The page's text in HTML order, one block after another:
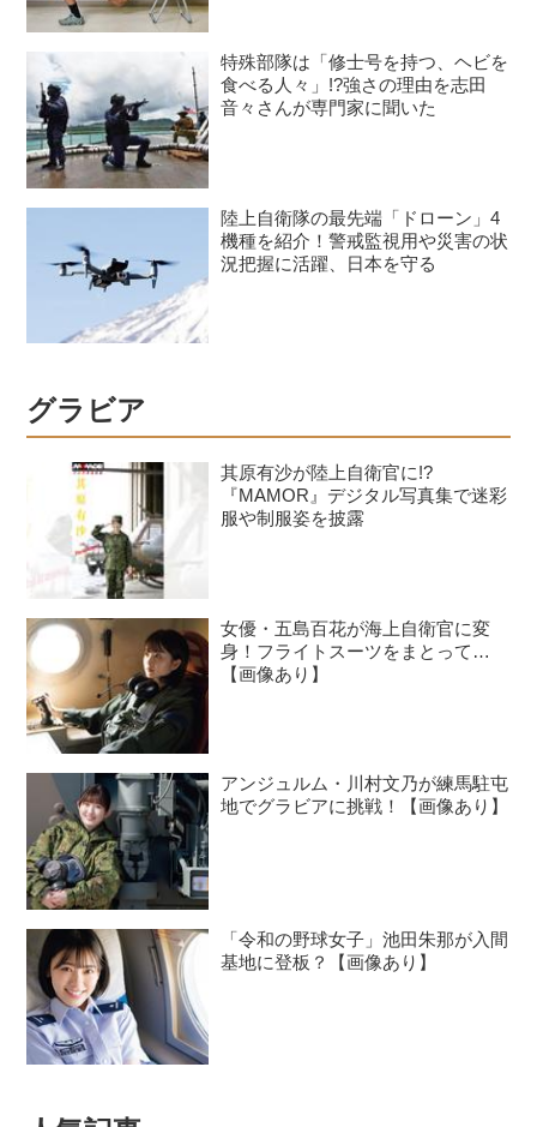
特殊部隊は「修士号を持つ、ヘビを
食べる人々」!?強さの理由を志田
音々さんが専門家に聞いた
陸上自衛隊の最先端「ドローン」4
機種を紹介！警戒監視用や災害の状
況把握に活躍、日本を守る
グラビア
其原有沙が陸上自衛官に!?
『MAMOR』デジタル写真集で迷彩
服や制服姿を披露
女優・五島百花が海上自衛官に変
身！フライトスーツをまとって…
【画像あり】
アンジュルム・川村文乃が練馬駐屯
地でグラビアに挑戦！【画像あり】
「令和の野球女子」池田朱那が入間
基地に登板？【画像あり】